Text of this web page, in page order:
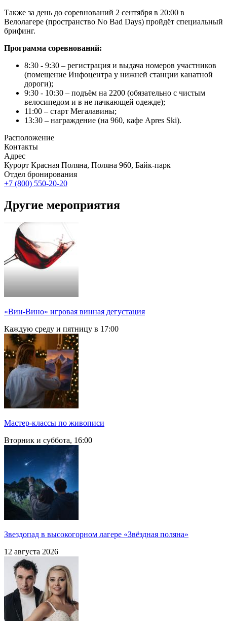
Также за день до соревнований 2 сентября в 20:00 в
Велолагере (пространство No Bad Days) пройдёт специальный
брифинг.
Программа соревнований:
8:30 - 9:30 – регистрация и выдача номеров участников
(помещение Инфоцентра у нижней станции канатной
дороги);
9:30 - 10:30 – подъём на 2200 (обязательно с чистым
велосипедом и в не пачкающей одежде);
11:00 – старт Мегалавины;
13:30 – награждение (на 960, кафе Apres Ski).
Расположение
Контакты
Адрес
Курорт Красная Поляна, Поляна 960, Байк-парк
Отдел бронирования
+7 (800) 550-20-20
Другие мероприятия
«Вин-Вино» игровая винная дегустация
Каждую среду и пятницу в 17:00
Мастер-классы по живописи
Вторник и суббота, 16:00
Звездопад в высокогорном лагере «Звёздная поляна»
12 августа 2026